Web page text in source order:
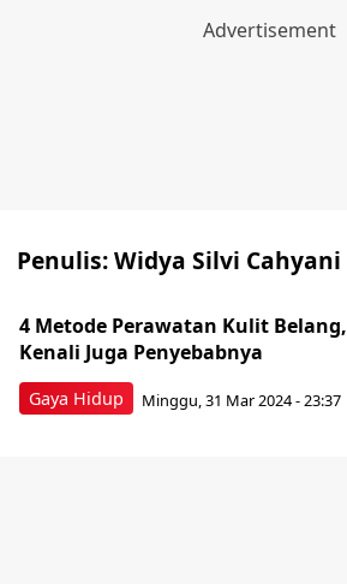
Penulis:Widya Silvi Cahyani
Gaya Hidup
4 Metode Perawatan Kulit Belang,
Kenali Juga Penyebabnya
Minggu, 31 Mar 2024 - 23:37